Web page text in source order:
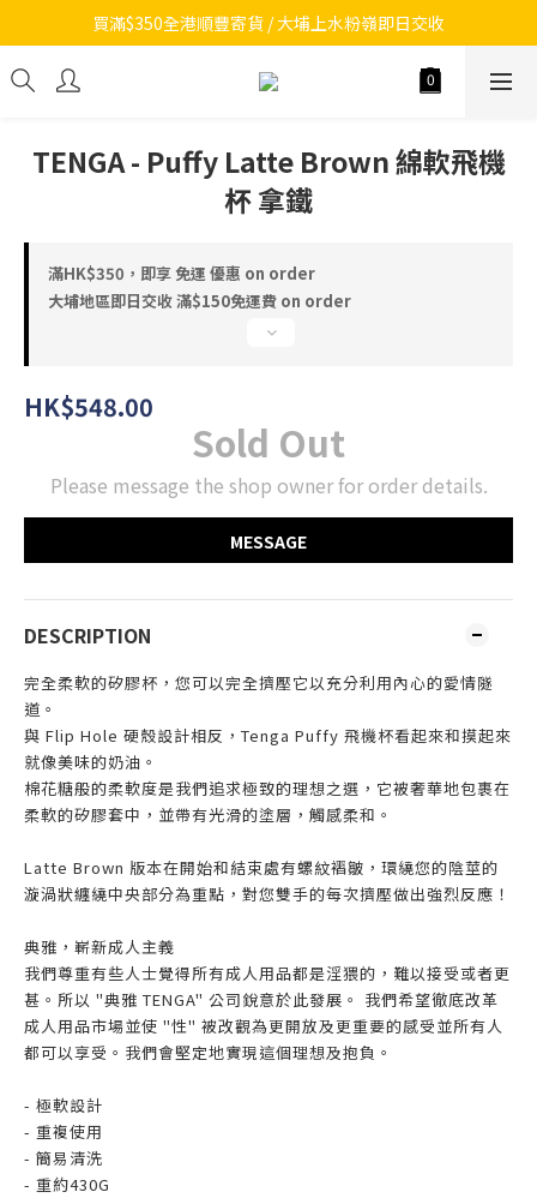
買滿$350全港順豐寄貨 / 大埔上水粉嶺即日交收
TENGA - Puffy Latte Brown 綿軟飛機
杯 拿鐵
滿HK$350，即享 免運 優惠 on order
大埔地區即日交收 滿$150免運費 on order
HK$548.00
Sold Out
Please message the shop owner for order details.
MESSAGE
DESCRIPTION
完全柔軟的矽膠杯，您可以完全擠壓它以充分利用內心的愛情隧
道。
與 Flip Hole 硬殼設計相反，Tenga Puffy 飛機杯看起來和摸起來
就像美味的奶油。
棉花糖般的柔軟度是我們追求極致的理想之選，它被奢華地包裹在
柔軟的矽膠套中，並帶有光滑的塗層，觸感柔和。
Latte Brown 版本在開始和結束處有螺紋褶皺，環繞您的陰莖的
漩渦狀纏繞中央部分為重點，對您雙手的每次擠壓做出強烈反應！
典雅，嶄新成人主義
我們尊重有些人士覺得所有成人用品都是淫猥的，難以接受或者更
甚。所以 "典雅 TENGA" 公司銳意於此發展。 我們希望徹底改革
成人用品市場並使 "性" 被改觀為更開放及更重要的感受並所有人
都可以享受。我們會堅定地實現這個理想及抱負。
- 極軟設計
- 重複使用
- 簡易清洗
- 重約430G